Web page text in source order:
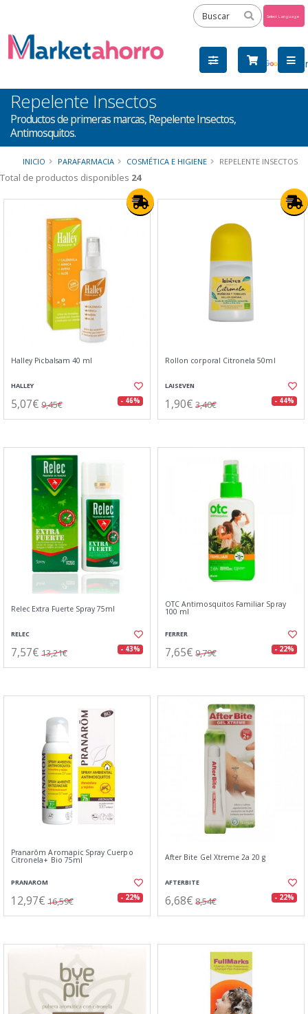
by
Repelente Insectos
Productos de primeras marcas, Repelente Insectos,
Antimosquitos.
INICIO PARAFARMACIA COSMÉTICA E HIGIENE REPELENTE INSECTOS
Total de productos disponibles 24
Halley Picbalsam 40 ml
HALLEY
5,07€ 9,45€ - 46%
Rollon corporal Citronela 50ml
LAISEVEN
1,90€ 3,40€ - 44%
Relec Extra Fuerte Spray 75ml
RELEC
7,57€ 13,21€ - 43%
OTC Antimosquitos Familiar Spray
100 ml
FERRER
7,65€ 9,79€ - 22%
Pranarôm Aromapic Spray Cuerpo
Citronela+ Bio 75ml
PRANAROM
12,97€ 16,59€ - 22%
After Bite Gel Xtreme 2a 20 g
AFTERBITE
6,68€ 8,54€ - 22%